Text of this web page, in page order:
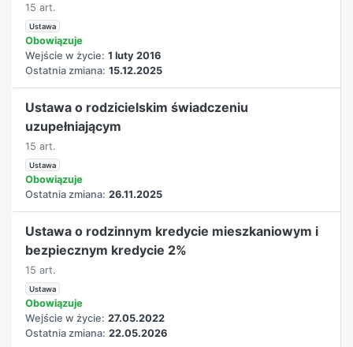
15 art.
Ustawa
Obowiązuje
Wejście w życie: 1 luty 2016
Ostatnia zmiana: 15.12.2025
Ustawa o rodzicielskim świadczeniu
uzupełniającym
15 art.
Ustawa
Obowiązuje
Ostatnia zmiana: 26.11.2025
Ustawa o rodzinnym kredycie mieszkaniowym i
bezpiecznym kredycie 2%
15 art.
Ustawa
Obowiązuje
Wejście w życie: 27.05.2022
Ostatnia zmiana: 22.05.2026